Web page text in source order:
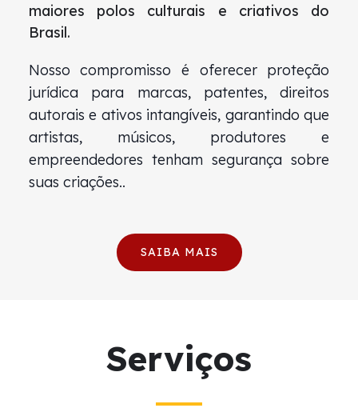
maiores polos culturais e criativos do
Brasil.
Nosso compromisso é oferecer proteção
jurídica para marcas, patentes, direitos
autorais e ativos intangíveis, garantindo que
artistas, músicos, produtores e
empreendedores tenham segurança sobre
suas criações..
SAIBA MAIS
Serviços